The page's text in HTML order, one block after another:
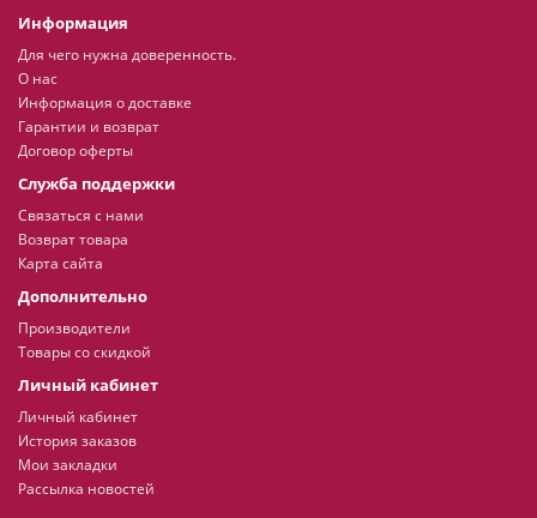
Информация
Для чего нужна доверенность.
О нас
Информация о доставке
Гарантии и возврат
Договор оферты
Служба поддержки
Связаться с нами
Возврат товара
Карта сайта
Дополнительно
Производители
Товары со скидкой
Личный кабинет
Личный кабинет
История заказов
Мои закладки
Рассылка новостей